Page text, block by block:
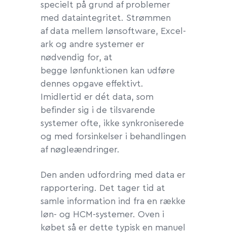
specielt på grund af problemer
med dataintegritet. Strømmen
af data mellem lønsoftware, Excel-
ark og andre systemer er
nødvendig for, at
begge lønfunktionen kan udføre
dennes opgave effektivt.
Imidlertid er dét data, som
befinder sig i de tilsvarende
systemer ofte, ikke synkroniserede
og med forsinkelser i behandlingen
af nøgleændringer.
Den anden udfordring med data er
rapportering. Det tager tid at
samle information ind fra en række
løn- og HCM-systemer. Oven i
købet så er dette typisk en manuel